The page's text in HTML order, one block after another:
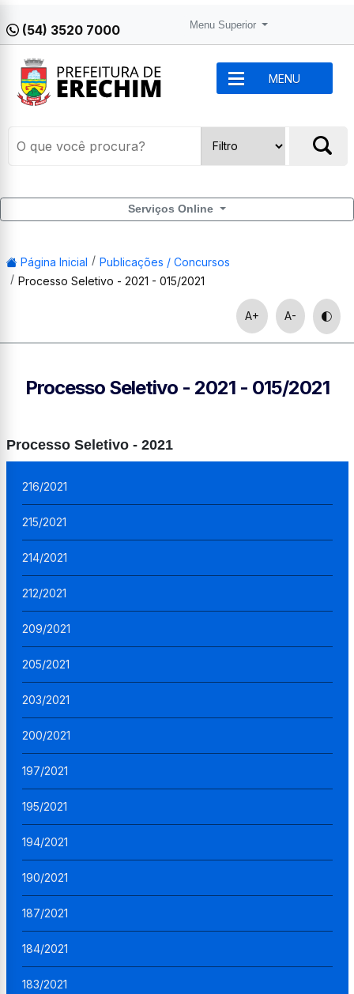
(54) 3520 7000 Menu Superior
MENU
Serviços Online
Página Inicial
Publicações / Concursos
Processo Seletivo - 2021 - 015/2021
A+ A-
Processo Seletivo - 2021 - 015/2021
Processo Seletivo - 2021
216/2021
215/2021
214/2021
212/2021
209/2021
205/2021
203/2021
200/2021
197/2021
195/2021
194/2021
190/2021
187/2021
184/2021
183/2021